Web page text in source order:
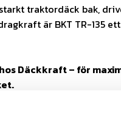
traktordäck bak,
är BKT TR-135
hos Däckkraft – för